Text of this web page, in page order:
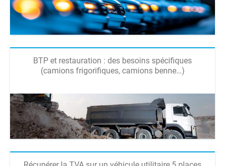
BTP et restauration : des besoins spécifiques
(camions frigorifiques, camions benne…)